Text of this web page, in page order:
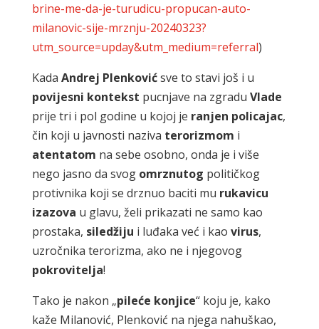
brine-me-da-je-turudicu-propucan-auto-
milanovic-sije-mrznju-20240323?
utm_source=upday&utm_medium=referral)
Kada Andrej Plenkovićsve to stavi još i u
povijesni kontekst pucnjave na zgradu Vlade
prije tri i pol godine u kojoj je ranjen policajac,
čin koji u javnosti naziva terorizmom i
atentatom na sebe osobno, onda je i više
nego jasno da svog omrznutog političkog
protivnika koji se drznuo baciti mu rukavicu
izazova u glavu, želi prikazati ne samo kao
prostaka, siledžiju i luđaka već i kao virus,
uzročnika terorizma, ako ne i njegovog
pokrovitelja!
Tako je nakon „pileće konjice“ koju je, kako
kaže Milanović, Plenković na njega nahuškao,